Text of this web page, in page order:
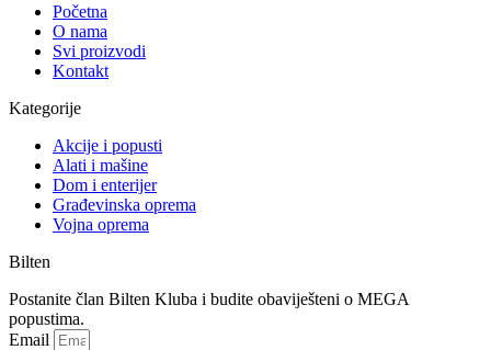
Početna
O nama
Svi proizvodi
Kontakt
Kategorije
Akcije i popusti
Alati i mašine
Dom i enterijer
Građevinska oprema
Vojna oprema
Bilten
Postanite član Bilten Kluba i budite obaviješteni o MEGA
popustima.
Email